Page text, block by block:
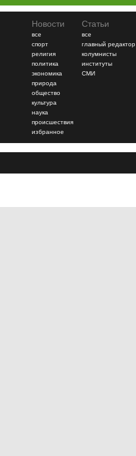
Новости
все
спорт
религия
политика
экономика
природа
общество
культура
наука
происшествия
избранное
Статьи
все
главный редактор
колумнисты
институты
СМИ